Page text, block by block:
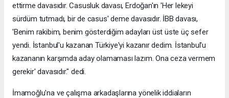
ettirme davasıdır. Casusluk davası, Erdoğan'ın 'Her lekeyi
sürdüm tutmadı, bir de casus' deme davasıdır. İBB davası,
'Benim rakibim, benim gösterdiğim adayları üst üste üç sefer
yendi. İstanbul'u kazanan Türkiye'yi kazanır dedim. İstanbul'u
kazananın karşımda aday olamaması lazım. Ona ceza vermem
gerekir' davasıdır." dedi.
İmamoğlu'na ve çalışma arkadaşlarına yönelik iddiaların